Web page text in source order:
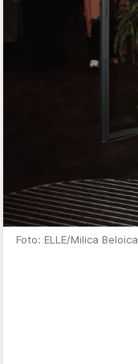
Foto: ELLE/Milica Beloica